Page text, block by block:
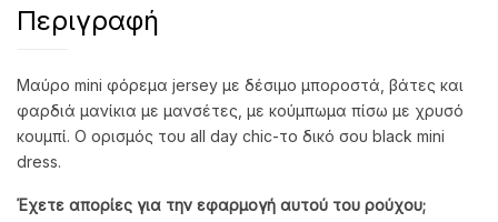
Περιγραφή
Μαύρο mini φόρεμα jersey με δέσιμο μποροστά, βάτες και
φαρδιά μανίκια με μανσέτες, με κούμπωμα πίσω με χρυσό
κουμπί. Ο ορισμός του all day chic-το δικό σου black mini
dress.
Έχετε απορίες για την εφαρμογή αυτού του ρούχου;